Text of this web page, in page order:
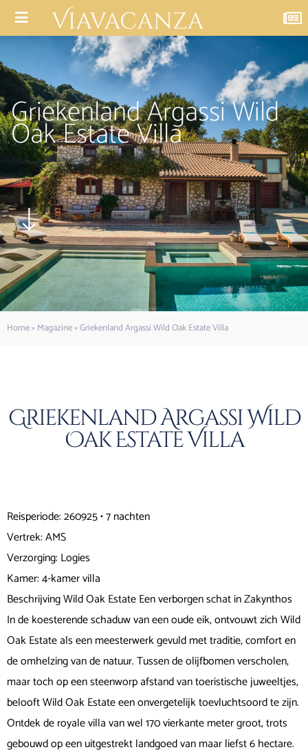
Griekenland Argassi Wild
Oak Estate Villa
Home»Magazine»Griekenland Argassi Wild Oak Estate Villa
Griekenland Argassi Wild
Oak Estate Villa
Reisperiode: 260925 • 7 nachten
Vertrek: AMS
Verzorging: Logies
Kamer: 4-kamer villa
Beschrijving Wild Oak Estate Een verborgen schat in Zakynthos
In de koesterende schaduw van een oude eik, ontvouwt zich Wild
Oak Estate als een meesterwerk gevuld met traditie, comfort en
de omhelzing van de natuur. Tussen de olijfbomen verscholen,
maar toch op een steenworp afstand van toeristische juweeltjes,
belooft Wild Oak Estate een onvergetelijk toevluchtsoord te zijn.
Ontdek de royale villa van wel 170 vierkante meter groot, trots
gebouwd op een uitgestrekt landgoed van maar liefst 6 hectare.